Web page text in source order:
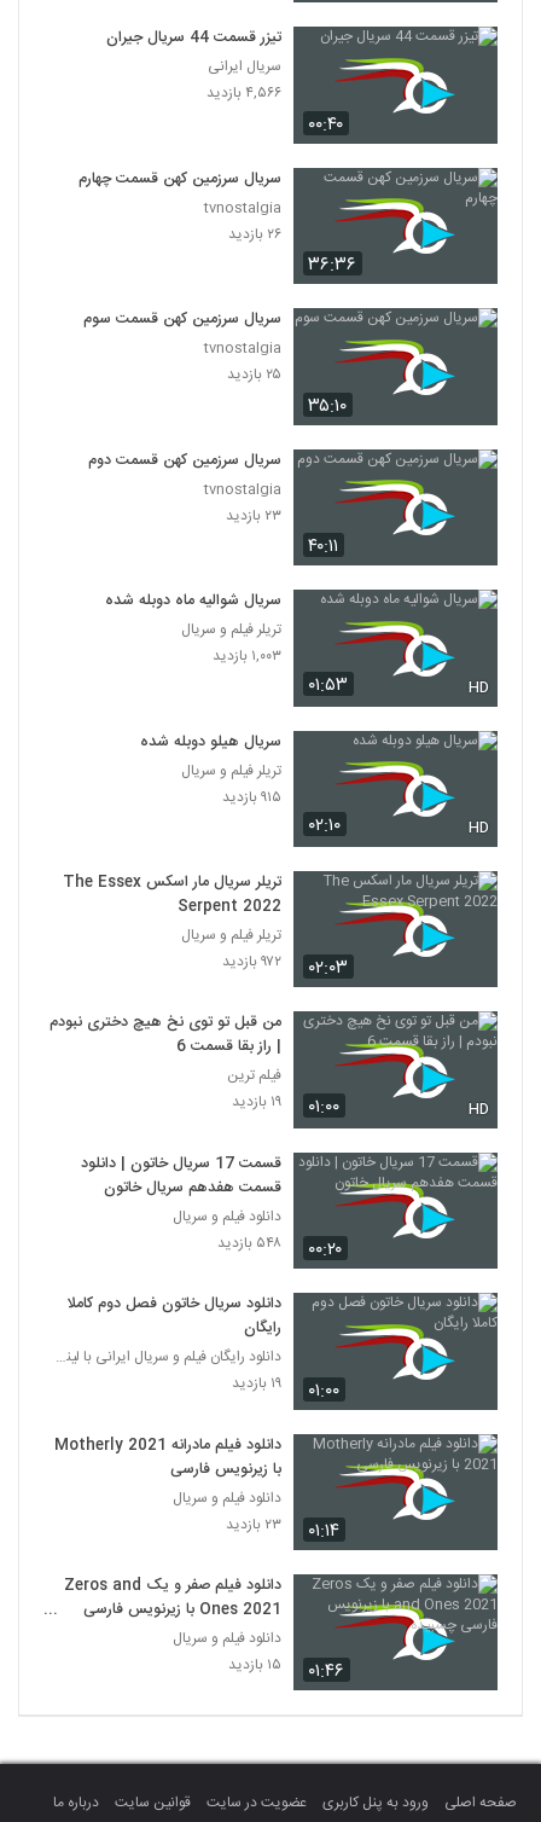
۰۰:۴۰
تیزر قسمت 44 سریال جیران
سریال ایرانی
۴,۵۶۶ بازدید
۳۶:۳۶
سریال سرزمین کهن قسمت چهارم
tvnostalgia
۲۶ بازدید
۳۵:۱۰
سریال سرزمین کهن قسمت سوم
tvnostalgia
۲۵ بازدید
۴۰:۱۱
سریال سرزمین کهن قسمت دوم
tvnostalgia
۲۳ بازدید
۰۱:۵۳ HD
سریال شوالیه ماه دوبله شده
تریلر فیلم و سریال
۱,۰۰۳ بازدید
۰۲:۱۰ HD
سریال هیلو دوبله شده
تریلر فیلم و سریال
۹۱۵ بازدید
۰۲:۰۳
تریلر سریال مار اسکس The Essex
Serpent 2022
تریلر فیلم و سریال
۹۷۲ بازدید
۰۱:۰۰ HD
من قبل تو توی نخ هیچ دختری نبودم
| راز بقا قسمت 6
فیلم ترین
۱۹ بازدید
۰۰:۲۰
قسمت 17 سریال خاتون | دانلود
قسمت هفدهم سریال خاتون
دانلود فیلم و سریال
۵۴۸ بازدید
۰۱:۰۰
دانلود سریال خاتون فصل دوم کاملا
رایگان
دانلود رایگان فیلم و سریال ایرانی با لینک مستقیم
۱۹ بازدید
۰۱:۱۴
دانلود فیلم مادرانه Motherly 2021
با زیرنویس فارسی
دانلود فیلم و سریال
۲۳ بازدید
۰۱:۴۶
دانلود فیلم صفر و یک Zeros and
Ones 2021 با زیرنویس فارسی
چسبیده
دانلود فیلم و سریال
۱۵ بازدید
صفحه اصلی ورود به پنل کاربری عضویت در سایت قوانین سایت
درباره ما